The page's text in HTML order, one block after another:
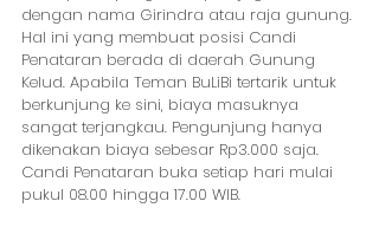
dengan nama Girindra atau raja gunung.
Hal ini yang membuat posisi Candi
Penataran berada di daerah Gunung
Kelud. Apabila Teman BuLiBi tertarik untuk
berkunjung ke sini, biaya masuknya
sangat terjangkau. Pengunjung hanya
dikenakan biaya sebesar Rp3.000 saja.
Candi Penataran buka setiap hari mulai
pukul 08.00 hingga 17.00 WIB.